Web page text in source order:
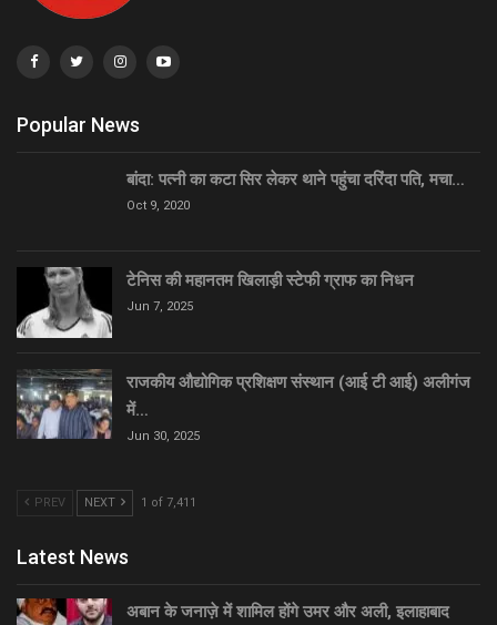
Popular News
बांदा: पत्नी का कटा सिर लेकर थाने पहुंचा दरिंदा पति, मचा…
Oct 9, 2020
टेनिस की महानतम खिलाड़ी स्टेफी ग्राफ का निधन
Jun 7, 2025
राजकीय औद्योगिक प्रशिक्षण संस्थान (आई टी आई) अलीगंज
में…
Jun 30, 2025
PREV NEXT 1 of 7,411
Latest News
अबान के जनाज़े में शामिल होंगे उमर और अली, इलाहाबाद